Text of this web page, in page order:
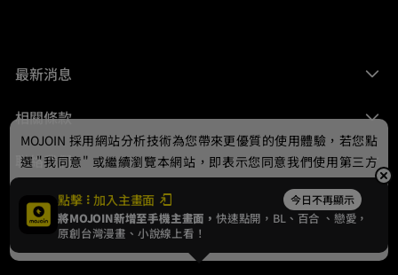
最新消息
相關條款
聯絡我們
© 2024 gamania Digital Entertainment Co., Ltd.
點擊 加入主畫面 今日不再顯示
將MOJOIN新增至手機主畫面，快速點開，BL、 百合 、戀愛，
原創台灣漫畫、小說線上看！
MOJOIN 採用網站分析技術為您帶來更優質的使用體驗，若您點
選 "我同意" 或繼續瀏覽本網站，即表示您同意我們使用第三方
Cookie，欲瞭解更多資訊請見隱私權政策。
我同意